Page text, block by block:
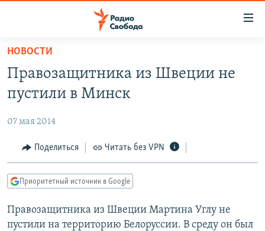
упрощенного
доступа
основному
Вернутся
главной
навигации
Вернутся
ПОДКАСТЫ
АВТОРСКИЕ ПРОЕКТЫ
ЦИТАТЫ СВОБОДЫ
МНЕНИЯ
IDEL.РЕАЛИИ
КАВКАЗ.РЕАЛИИ
НОВОСТИ
Правозащитника из Швеции не
пустили в Минск
07 мая 2014
Поделиться Читать без VPN
Приоритетный источник в Google
Правозащитника из Швеции Мартина Углу не
пустили на территорию Белоруссии. В среду он был